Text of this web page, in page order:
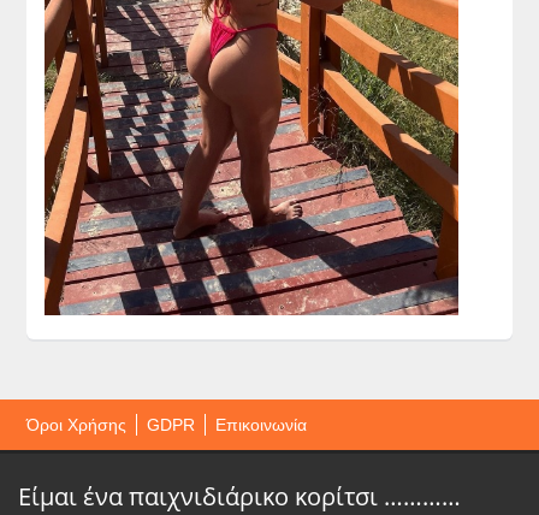
Όροι Χρήσης GDPR Επικοινωνία
Είμαι ένα παιχνιδιάρικο κορίτσι …………